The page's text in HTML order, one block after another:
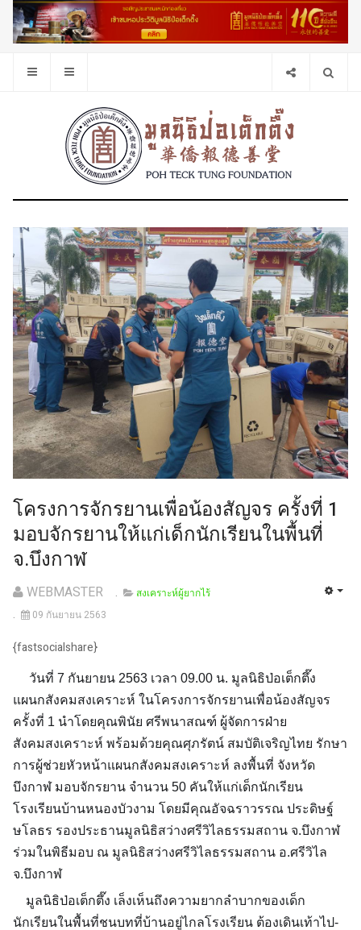
โครงการจักรยานเพื่อน้องสัญจร ครั้งที่ 1
มอบจักรยานให้แก่เด็กนักเรียนในพื้นที่
จ.บึงกาฬ
WEBMASTER
สงเคราะห์ผู้ยากไร้
09 กันยายน 2563
{fastsocialshare}
วันที่ 7 กันยายน 2563 เวลา 09.00 น. มูลนิธิป่อเต็กตึ๊ง
แผนกสังคมสงเคราะห์ ในโครงการจักรยานเพื่อน้องสัญจร
ครั้งที่ 1 นำโดยคุณพินัย ศรีพนาสณฑ์ ผู้จัดการฝ่าย
สังคมสงเคราะห์ พร้อมด้วยคุณศุภรัตน์ สมบัติเจริญไทย รักษา
การผู้ช่วยหัวหน้าแผนกสังคมสงเคราะห์ ลงพื้นที่ จังหวัด
บึงกาฬมอบจักรยาน จำนวน 50 คันให้แก่เด็กนักเรียน
โรงเรียนบ้านหนองบัวงาม โดยมีคุณอัจฉราวรรณ ประดิษฐ์
ษโลธร รองประธานมูลนิธิสว่างศรีวิไลธรรมสถาน จ.บึงกาฬ
ร่วมในพิธีมอบ ณ มูลนิธิสว่างศรีวิไลธรรมสถาน อ.ศรีวิไล
จ.บึงกาฬ
มูลนิธิป่อเต็กตึ๊ง เล็งเห็นถึงความยากลำบากของเด็ก
นักเรียนในพื้นที่ชนบทที่บ้านอยู่ไกลโรงเรียน ต้องเดินเท้าไป-